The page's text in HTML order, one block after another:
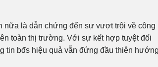
nữa là dẫn chứng đến sự vượt trội về công
toàn thị trường. Với sự kết hợp tuyệt đối
tin bđs hiệu quả vẫn đứng đầu thiên